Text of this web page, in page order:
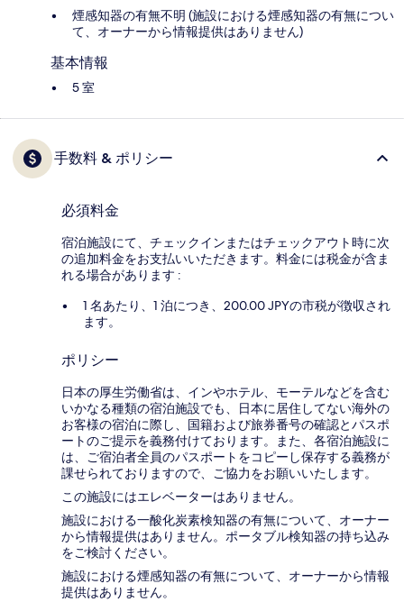
煙感知器の有無不明 (施設における煙感知器の有無につい
て、オーナーから情報提供はありません)
基本情報
5 室
手数料 & ポリシー
必須料金
宿泊施設にて、チェックインまたはチェックアウト時に次
の追加料金をお支払いいただきます。料金には税金が含ま
れる場合があります :
1 名あたり、1 泊につき、200.00 JPYの市税が徴収され
ます。
ポリシー
日本の厚生労働省は、インやホテル、モーテルなどを含む
いかなる種類の宿泊施設でも、日本に​居住してない海外の
お客様の宿泊に際し、国籍および旅券番号の確認とパスポ
ートのご提示を義務付け​ております。また、各宿泊施設に
は、ご宿泊者全員のパスポートをコピーし保存する義務が
課せられておりますの​で、ご協力をお願いいたします。
この施設にはエレベーターはありません。
施設における一酸化炭素検知器の有無について、オーナー
から情報提供はありません。ポータブル検知器の持ち込み
をご検討ください。
施設における煙感知器の有無について、オーナーから情報
提供はありません。